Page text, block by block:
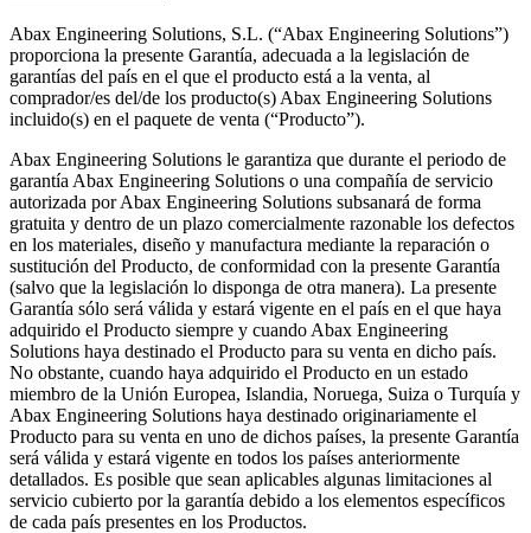
Abax Engineering Solutions, S.L. (“Abax Engineering Solutions”)
proporciona la presente Garantía, adecuada a la legislación de
garantías del país en el que el producto está a la venta, al
comprador/es del/de los producto(s) Abax Engineering Solutions
incluido(s) en el paquete de venta (“Producto”).
Abax Engineering Solutions le garantiza que durante el periodo de
garantía Abax Engineering Solutions o una compañía de servicio
autorizada por Abax Engineering Solutions subsanará de forma
gratuita y dentro de un plazo comercialmente razonable los defectos
en los materiales, diseño y manufactura mediante la reparación o
sustitución del Producto, de conformidad con la presente Garantía
(salvo que la legislación lo disponga de otra manera). La presente
Garantía sólo será válida y estará vigente en el país en el que haya
adquirido el Producto siempre y cuando Abax Engineering
Solutions haya destinado el Producto para su venta en dicho país.
No obstante, cuando haya adquirido el Producto en un estado
miembro de la Unión Europea, Islandia, Noruega, Suiza o Turquía y
Abax Engineering Solutions haya destinado originariamente el
Producto para su venta en uno de dichos países, la presente Garantía
será válida y estará vigente en todos los países anteriormente
detallados. Es posible que sean aplicables algunas limitaciones al
servicio cubierto por la garantía debido a los elementos específicos
de cada país presentes en los Productos.